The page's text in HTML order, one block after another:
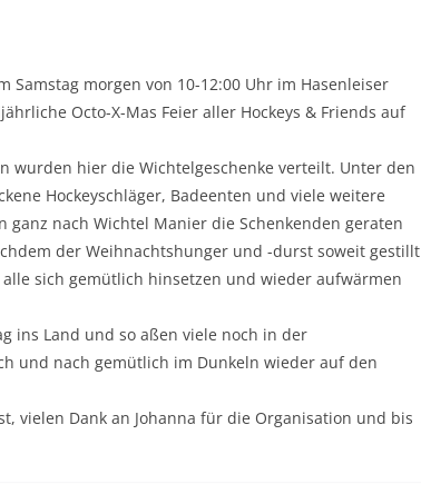
morgen von 10-12:00 Uhr im Hasenleiser
Octo-X-Mas Feier aller Hockeys & Friends auf
wurden hier die Wichtelgeschenke verteilt. Unter den
Hockeyschläger, Badeenten und viele weitere
nach Wichtel Manier die Schenkenden geraten
der Weihnachtshunger und -durst soweit gestillt
sich gemütlich hinsetzen und wieder aufwärmen
ins Land und so aßen viele noch in der
und nach gemütlich im Dunkeln wieder auf den
vielen Dank an Johanna für die Organisation und bis